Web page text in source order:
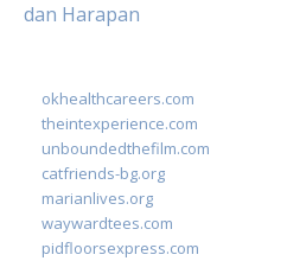
dan Harapan
okhealthcareers.com
theintexperience.com
unboundedthefilm.com
catfriends-bg.org
marianlives.org
waywardtees.com
pidfloorsexpress.com